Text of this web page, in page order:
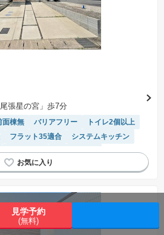
見学予約
(無料)
張星の宮」歩7分
面棟無 バリアフリー
トイレ2個以上
フラット35適合
システムキッチン
陽当り良好
閑静な住宅地
道路の幅が６m以上